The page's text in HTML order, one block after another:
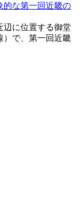
的な第一回近畿の
辺に位置する御堂
）で、第一回近畿